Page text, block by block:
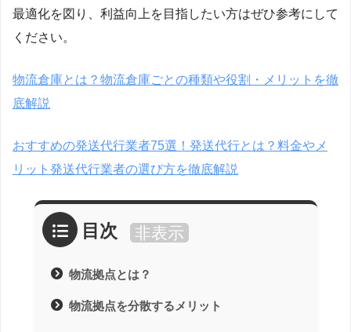
最適化を図り、利益向上を目指したい方はぜひ参考にして
ください。
物流倉庫とは？物流倉庫ごとの種類や役割・メリットを徹
底解説
おすすめの発送代行業者75選！発送代行とは？料金やメ
リット発送代行業者の選び方を徹底解説
目次 非表示
物流拠点とは？
物流拠点を分散するメリット